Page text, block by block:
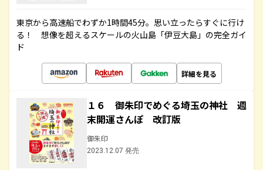
東京から高速船でわずか1時間45分。思い立ったらすぐに行け
る！ 想像を超えるスケールの火山島「伊豆大島」の完全ガイ
ド
詳細を見る
１６ 御朱印でめぐる埼玉の神社 週
末開運さんぽ 改訂版
御朱印
2023.12.07 発売